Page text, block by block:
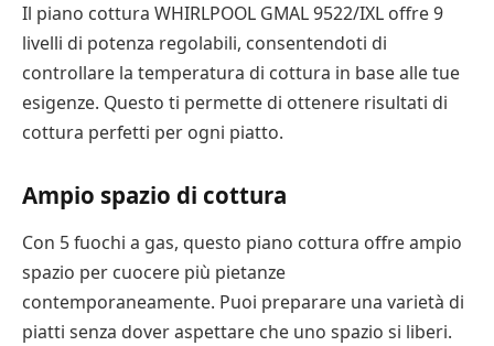
Il piano cottura WHIRLPOOL GMAL 9522/IXL offre 9
livelli di potenza regolabili, consentendoti di
controllare la temperatura di cottura in base alle tue
esigenze. Questo ti permette di ottenere risultati di
cottura perfetti per ogni piatto.
Ampio spazio di cottura
Con 5 fuochi a gas, questo piano cottura offre ampio
spazio per cuocere più pietanze
contemporaneamente. Puoi preparare una varietà di
piatti senza dover aspettare che uno spazio si liberi.